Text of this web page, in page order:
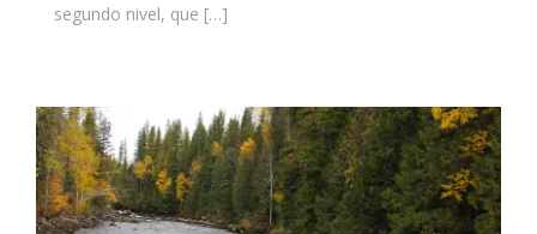
segundo nivel, que […]